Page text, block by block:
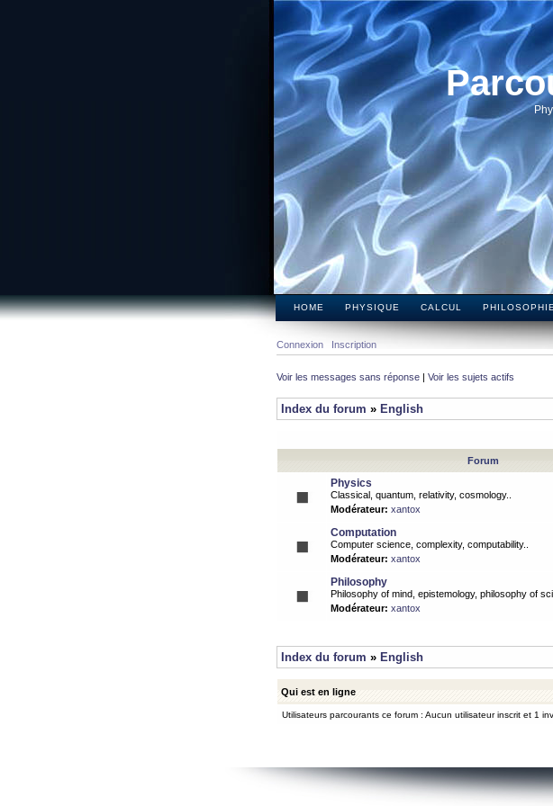
HOME PHYSIQUE CALCUL PHILOSOPHIE
Connexion Inscription
Voir les messages sans réponse | Voir les sujets actifs
Index du forum » English
Forum
Physics
Classical, quantum, relativity, cosmology..
Modérateur: xantox
Computation
Computer science, complexity, computability..
Modérateur: xantox
Philosophy
Philosophy of mind, epistemology, philosophy of
Modérateur: xantox
Index du forum » English
Qui est en ligne
Utilisateurs parcourants ce forum : Aucun utilisateur inscrit et 1